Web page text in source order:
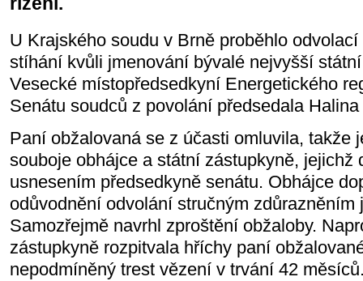
U Krajského soudu v Brně proběhlo
stíhání kvůli jmenování bývalé nejvyšší
Vesecké místopředsedkyní Energetického
Senátu soudců z povolání předsedala
Paní obžalovaná se z účasti omluvila, takže
souboje obhájce a státní zástupkyně, jejichž
usnesením předsedkyně senátu. Obhájce
odůvodnění odvolání stručným
Samozřejmě navrhl zproštění obžaloby.
zástupkyně rozpitvala hříchy paní
nepodmíněný trest vězení v trvání 42